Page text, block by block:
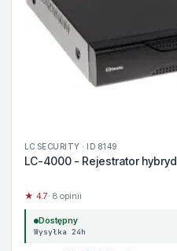
LC SECURITY · ID 8149
LC-4000 - Rejestrator
★ 4.7· 8 opinii
Dostępny
Wysyłka 24h